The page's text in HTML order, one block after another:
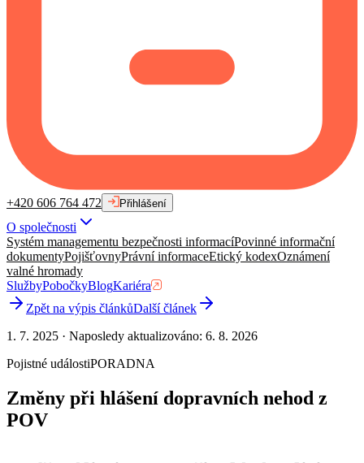
+420 606 764 472 Přihlášení
O společnosti
Systém managementu bezpečnosti informacíPovinné informační
dokumentyPojišťovnyPrávní informaceEtický kodexOznámení
valné hromady
SlužbyPobočkyBlogKariéra
Zpět na výpis článkůDalší článek
1. 7. 2025 · Naposledy aktualizováno: 6. 8. 2026
Pojistné událostiPORADNA
Změny při hlášení dopravních nehod z
POV